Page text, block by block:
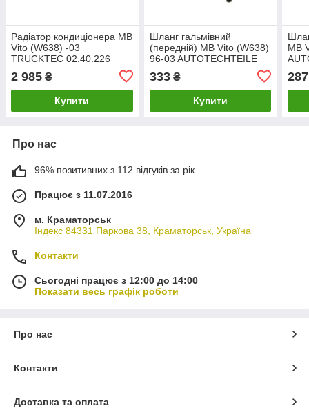
Радіатор кондиціонера MB
Vito (W638) -03
TRUCKTEC 02.40.226
2 985 ₴
Купити
Шланг гальмівний
(передній) MB Vito (W638)
96-03 AUTOTECHTEILE
333₴
Купити
MB
287
Про нас
96% позитивних з 112 відгуків за рік
Працює з 11.07.2016
м. Краматорськ
Індекс 84331 Паркова 38, Краматорськ, Україна
Контакти
Сьогодні працює з 12:00 до 14:00
Показати весь графік роботи
Про нас
Контакти
Доставка та оплата